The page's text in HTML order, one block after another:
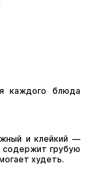
каждого блюда
и клейкий —
содержит грубую
худеть.